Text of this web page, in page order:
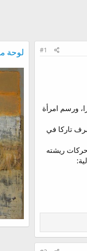
#1
ورسم امرأة
تاركا في
حركات ريشته
لوحة